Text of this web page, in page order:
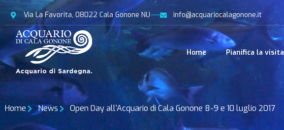
Via La Favorita, 08022 Cala Gonone NU info@acquariocalagonone.it
Home Pianifica la visita
Home News Open Day all’Acquario di Cala Gonone 8-9 e 10 luglio 2017